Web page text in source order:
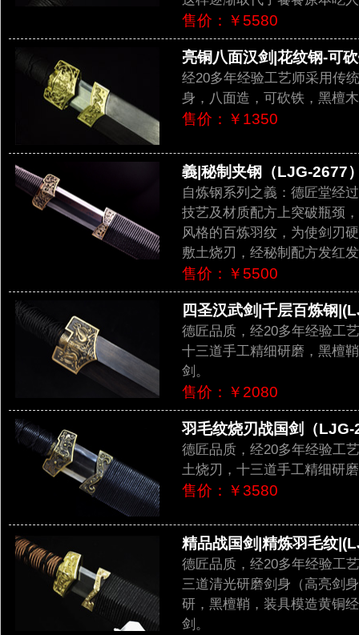
售价：￥5580
亮铜八面汉剑|花纹钢-可
经20多年经验工艺师采用传
身，八面造，可砍铁，黑檀
售价：￥1350
義|秘制夹钢（LJG-2677
自炼钢系列之義：德匠堂经
技艺及材质配方上突破瓶颈
风格的百炼羽纹，为使剑刃
敷土烧刃，经秘制配方发红
售价：￥5500
四圣汉武剑|千层百炼钢
德匠品质，经20多年经验工
十三道手工精细研磨，黑檀
剑。
售价：￥2080
羽毛纹烧刃战国剑（LJG-
德匠品质，经20多年经验工
土烧刃，十三道手工精细研
售价：￥3580
精品战国剑|精炼羽毛纹
德匠品质，经20多年经验工
三道清光研磨剑身（高亮剑
研，黑檀鞘，装具模造黄铜
剑。